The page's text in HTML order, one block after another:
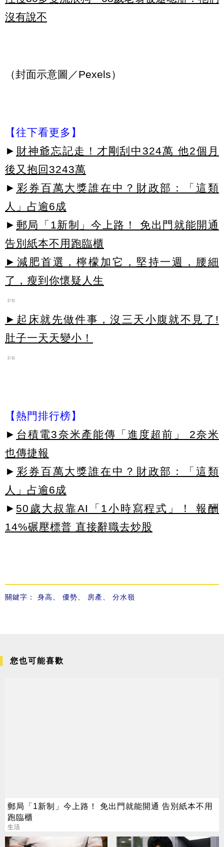
沒有說不
（封面示意圖／Pexels）
【往下看更多】
► 財神爺忘記走！才剛刮中324萬 他2個月
後又抱回3243萬
► 彩券百萬大獎誰在中？財政部：「這類
人」占逾6成
► 郵局「1新制」今上路！ 免出門就能開通
告別紙本不用跑臨櫃
►減肥首選，檸檬加它，堅持一週，腰細
了，瘦到你懷疑人生
PR
►起床就先做件事，沒三天小腹就不見了!
肚子一天天變小！
PR
【熱門排行榜】
► 台積電3奈米產能傳「進度超前」 2奈米
也傳捷報
► 彩券百萬大獎誰在中？財政部：「這類
人」占逾6成
► 50歲大叔靠AI「1小時寫程式」！ 報酬
14%碾壓標普 直接辭職去炒股
關鍵字： 身高、 優勢、 房產、 分水嶺
您也可能喜歡
郵局「1新制」今上路！ 免出門就能開通 告別紙本不用
跑臨櫃
生活